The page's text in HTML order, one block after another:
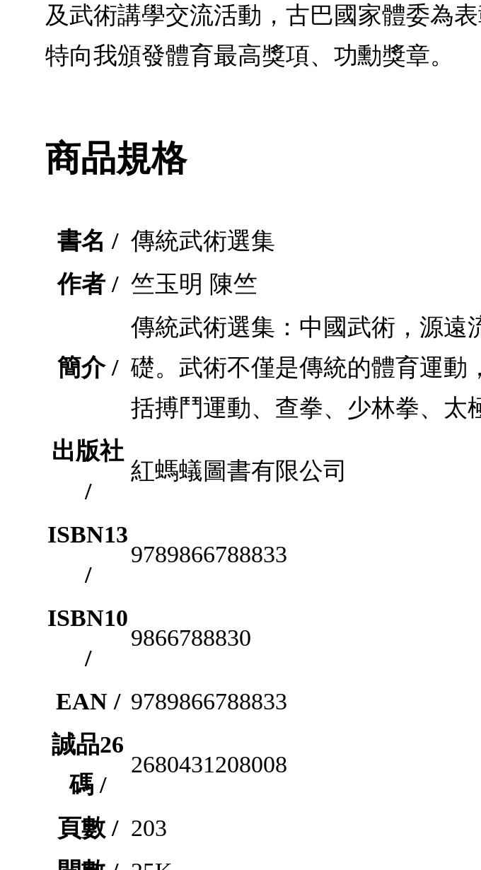
及武術講學交流活動，古巴國家體委為
特向我頒發體育最高獎項、功勳獎章。
商品規格
書名 / 傳統武術選集
作者 / 竺玉明 陳竺
簡介 /
傳統武術選集：中國武術，源遠
礎。武術不僅是傳統的體育運動
括搏鬥運動、查拳、少林拳、太
出版社
/
紅螞蟻圖書有限公司
ISBN13
/
9789866788833
ISBN10
/
9866788830
EAN / 9789866788833
誠品26
碼 /
2680431208008
頁數 / 203